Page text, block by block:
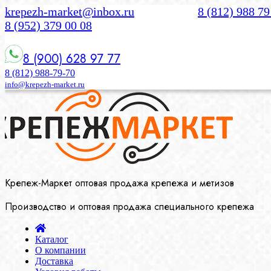
krepezh-market@inbox.ru
8 (812) 988
8 (952) 379 00 08
8 (900) 628 97 77
8 (812) 988-79-70
info@krepezh-market.ru
Крепеж-Маркет оптовая продажа крепежа и метизов
Производство и оптовая продажа специального крепежа
Каталог
О компании
Доставка